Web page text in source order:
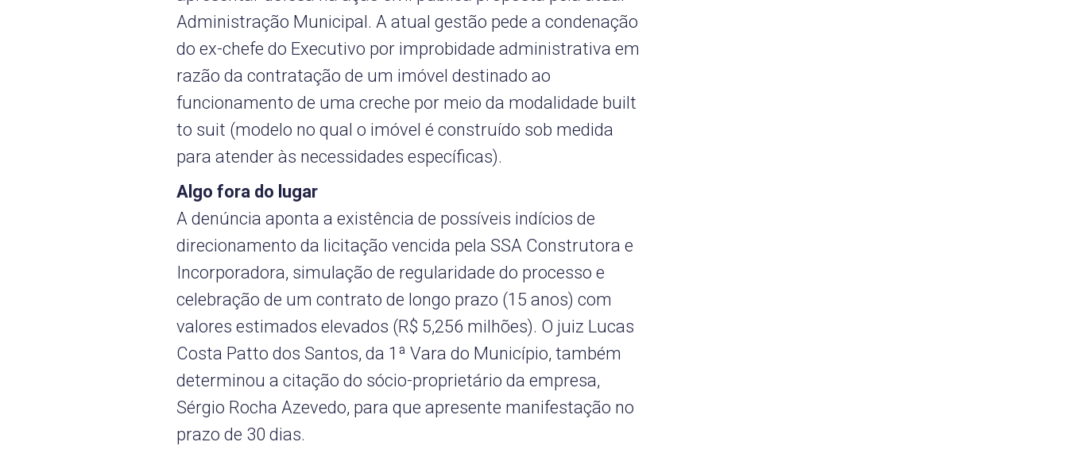
Administração Municipal. A atual gestão pede a condenação
do ex-chefe do Executivo por improbidade administrativa em
razão da contratação de um imóvel destinado ao
funcionamento de uma creche por meio da modalidade built
to suit (modelo no qual o imóvel é construído sob medida
para atender às necessidades específicas).
Algo fora do lugar
A denúncia aponta a existência de possíveis indícios de
direcionamento da licitação vencida pela SSA Construtora e
Incorporadora, simulação de regularidade do processo e
celebração de um contrato de longo prazo (15 anos) com
valores estimados elevados (R$ 5,256 milhões). O juiz Lucas
Costa Patto dos Santos, da 1ª Vara do Município, também
determinou a citação do sócio-proprietário da empresa,
Sérgio Rocha Azevedo, para que apresente manifestação no
prazo de 30 dias.